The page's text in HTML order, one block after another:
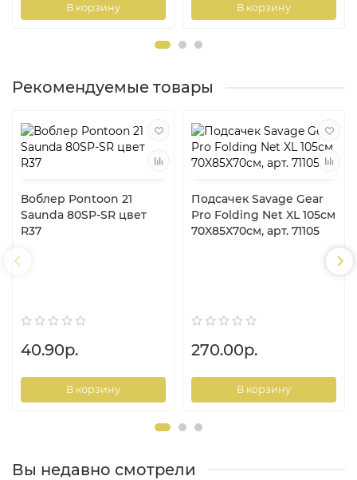
В корзину В корзину
Рекомендуемые товары
Воблер Pontoon 21
Saunda 80SP-SR цвет
R37
40.90р.
В корзину
Подсачек Savage Gear
Pro Folding Net XL 105см
70X85X70cм, арт. 71105
270.00р.
В корзину
Вы недавно смотрели